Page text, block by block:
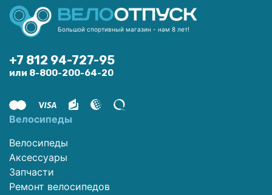
Большой спортивный магазин - нам 8 лет!
+7 812 94-727-95
или 8-800-200-64-20
Велосипеды
Велосипеды
Аксессуары
Запчасти
Ремонт велосипедов